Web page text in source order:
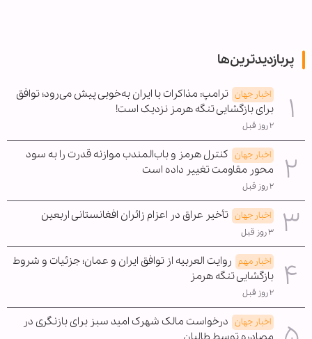
پربازدیدترین‌ها
اخبار جهان ترامپ: مذاکرات با ایران به‌خوبی پیش می‌رود؛ توافق
برای بازگشایی تنگه هرمز نزدیک است!
۲ روز قبل
اخبار جهان کنترل هرمز و باب‌المندب موازنه قدرت را به سود
محور مقاومت تغییر داده است
۲ روز قبل
اخبار جهان تأخیر عراق در اعزام زائران افغانستانی اربعین
۳ روز قبل
اخبار مهم روایت العربیه از توافق ایران و عمان؛ جزئیات و شروط
بازگشایی تنگه هرمز
۲ روز قبل
اخبار جهان درخواست مالک شهرک امید سبز برای بازنگری در